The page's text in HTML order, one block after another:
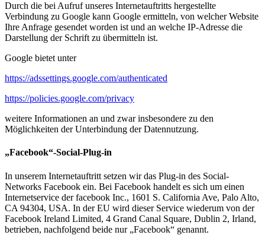
Durch die bei Aufruf unseres Internetauftritts hergestellte
Verbindung zu Google kann Google ermitteln, von welcher Website
Ihre Anfrage gesendet worden ist und an welche IP-Adresse die
Darstellung der Schrift zu übermitteln ist.
Google bietet unter
https://adssettings.google.com/authenticated
https://policies.google.com/privacy
weitere Informationen an und zwar insbesondere zu den
Möglichkeiten der Unterbindung der Datennutzung.
„Facebook“-Social-Plug-in
In unserem Internetauftritt setzen wir das Plug-in des Social-
Networks Facebook ein. Bei Facebook handelt es sich um einen
Internetservice der facebook Inc., 1601 S. California Ave, Palo Alto,
CA 94304, USA. In der EU wird dieser Service wiederum von der
Facebook Ireland Limited, 4 Grand Canal Square, Dublin 2, Irland,
betrieben, nachfolgend beide nur „Facebook“ genannt.